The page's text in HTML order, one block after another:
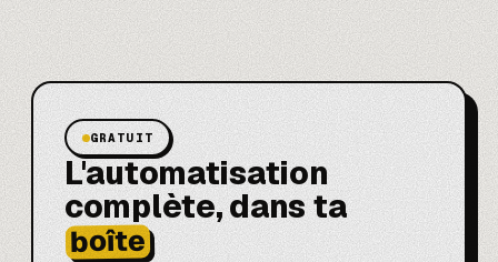
GRATUIT
L'automatisation
complète, dans ta
boîte